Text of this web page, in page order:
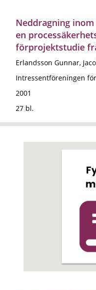
Neddragning
en
förprojektstudie
Erlandsson Gunnar,
Intressentföreningen
2001
27 bl.